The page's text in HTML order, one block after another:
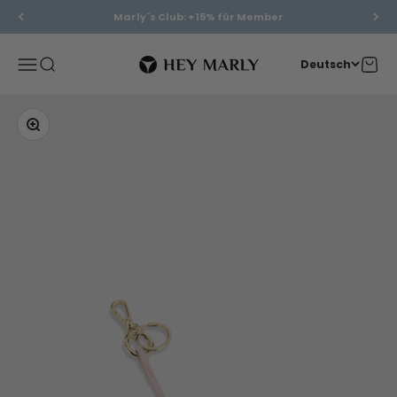
Zum Inhalt springenMarly´s Club: +15% für Member
MenüSuche
Hey Marly
Deutsch
Bild vergrößern